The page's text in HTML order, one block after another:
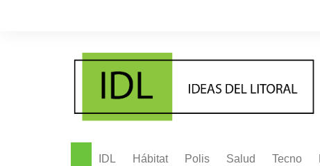
IDL Hábitat Polis Salud Tecno